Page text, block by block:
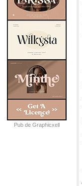
Pub de Graphicxell